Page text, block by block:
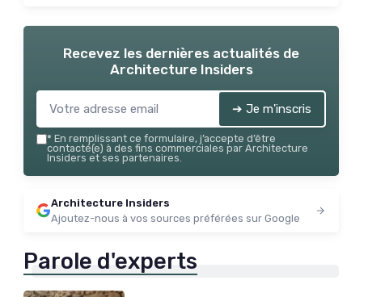
Recevez les dernières actualités de
Architecture Insiders
➔ Je m'inscris
* En remplissant ce formulaire, j’accepte d’être
contacté(e) à des fins commerciales par Architecture
Insiders et ses partenaires.
Architecture Insiders
Ajoutez-nous à vos sources préférées sur Google
Parole d'experts